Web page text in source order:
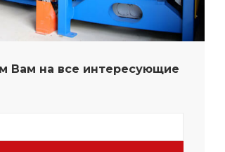
Вам на все интересующие